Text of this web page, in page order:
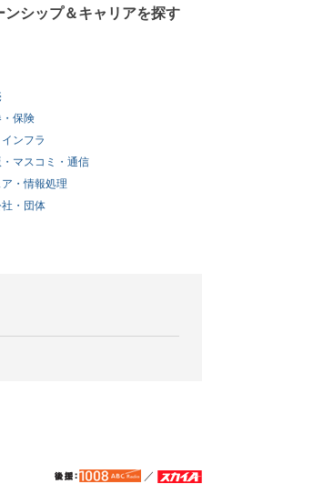
ンシップ＆キャリアを探す
保険
ンフラ
マスコミ・通信
・情報処理
・団体
／